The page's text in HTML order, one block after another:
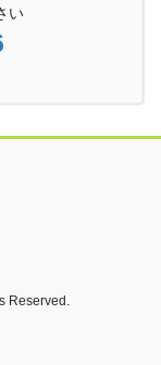
い
Reserved.